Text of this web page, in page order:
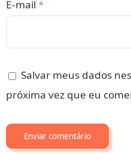
E-mail *
Salvar meus dados
próxima vez que eu